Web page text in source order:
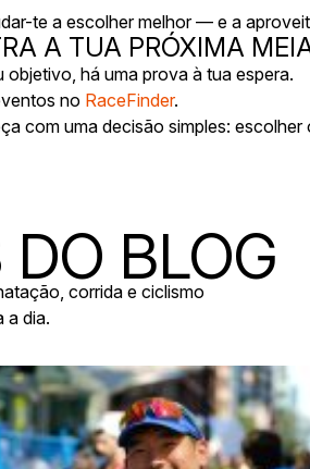
te a escolher melhor — e a
A TUA PRÓXIMA
objetivo, há uma prova à tua espera.
no RaceFinder.
com uma decisão simples:
DO BLOG
corrida e ciclismo
a dia.